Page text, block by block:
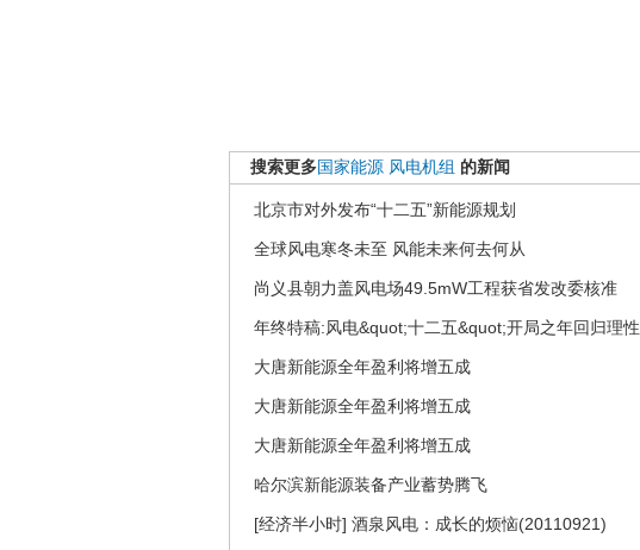
搜索更多国家能源 风电机组 的新闻
北京市对外发布“十二五”新能源规划
全球风电寒冬未至 风能未来何去何从
尚义县朝力盖风电场49.5mW工程获省发改委核准
年终特稿:风电&quot;十二五&quot;开局之年回归理性
大唐新能源全年盈利将增五成
大唐新能源全年盈利将增五成
大唐新能源全年盈利将增五成
哈尔滨新能源装备产业蓄势腾飞
[经济半小时] 酒泉风电：成长的烦恼(20110921)